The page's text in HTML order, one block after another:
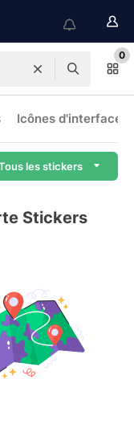
0
Icônes d'interface
les stickers
Stickers